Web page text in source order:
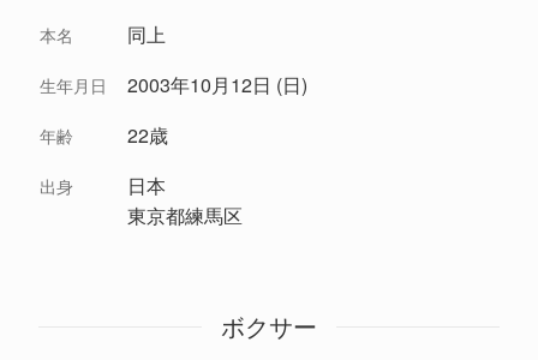
本名 同上
生年月日 2003年10月12日 (日)
年齢 22歳
出身
日本
東京都練馬区
ボクサー